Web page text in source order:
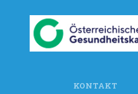
KONTAKT